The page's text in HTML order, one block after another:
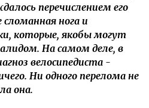
перечислением его
нога и
которые, якобы могут
На самом деле, в
велосипедиста -
Ни одного перелома не
она.